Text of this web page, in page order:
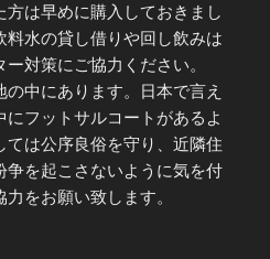
は早めに購入しておきまし
料水の貸し借りや回し飲みは
対策にご協力ください。
中にあります。日本で言え
フットサルコートがあるよ
ては公序良俗を守り、近隣住
争を起こさないように気を付
をお願い致します。